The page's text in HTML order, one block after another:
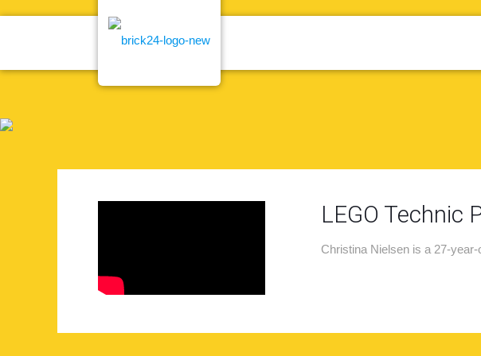
LEGO Technic
Christina Nielsen is a 27-